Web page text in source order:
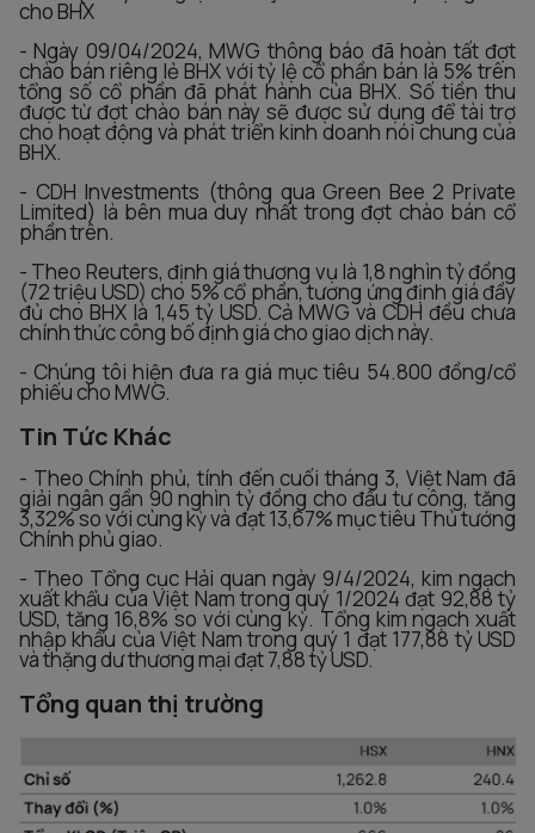
cho BHX
- Ngày 09/04/2024, MWG thông báo đã hoàn tất đợt
chào bán riêng lẻ BHX với tỷ lệ cổ phần bán là 5% trên
tổng số cổ phần đã phát hành của BHX. Số tiền thu
được từ đợt chào bán này sẽ được sử dụng để tài trợ
cho hoạt động và phát triển kinh doanh nói chung của
BHX.
- CDH Investments (thông qua Green Bee 2 Private
Limited) là bên mua duy nhất trong đợt chào bán cổ
phần trên.
- Theo Reuters, định giá thương vụ là 1,8 nghìn tỷ đồng
(72 triệu USD) cho 5% cổ phần, tương ứng định giá đầy
đủ cho BHX là 1,45 tỷ USD. Cả MWG và CDH đều chưa
chính thức công bố định giá cho giao dịch này.
- Chúng tôi hiện đưa ra giá mục tiêu 54.800 đồng/cổ
phiếu cho MWG.
Tin Tức Khác
- Theo Chính phủ, tính đến cuối tháng 3, Việt Nam đã
giải ngân gần 90 nghìn tỷ đồng cho đầu tư công, tăng
3,32% so với cùng kỳ và đạt 13,67% mục tiêu Thủ tướng
Chính phủ giao.
- Theo Tổng cục Hải quan ngày 9/4/2024, kim ngạch
xuất khẩu của Việt Nam trong quý 1/2024 đạt 92,88 tỷ
USD, tăng 16,8% so với cùng kỳ. Tổng kim ngạch xuất
nhập khẩu của Việt Nam trong quý 1 đạt 177,88 tỷ USD
và thặng dư thương mại đạt 7,88 tỷ USD.
Tổng quan thị trường